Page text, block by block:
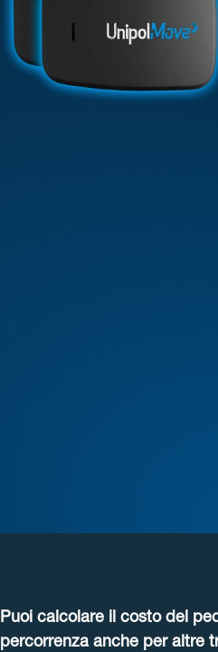
Puoi calcolare il costo del
percorrenza anche per altre